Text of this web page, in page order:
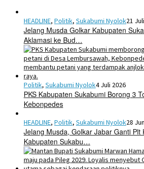
HEADLINE, Politik, Sukabumi Nyolok21
Jelang Musda Golkar Kabupaten
Aklamasi ke Bud…
Politik, Sukabumi Nyolok4 Juli 2026
PKS Kabupaten Sukabumi Borong 3
Kebonpedes
HEADLINE, Politik, Sukabumi Nyolok28
Jelang Musda, Golkar Jabar Ganti Plt
Kabupaten Sukabu…